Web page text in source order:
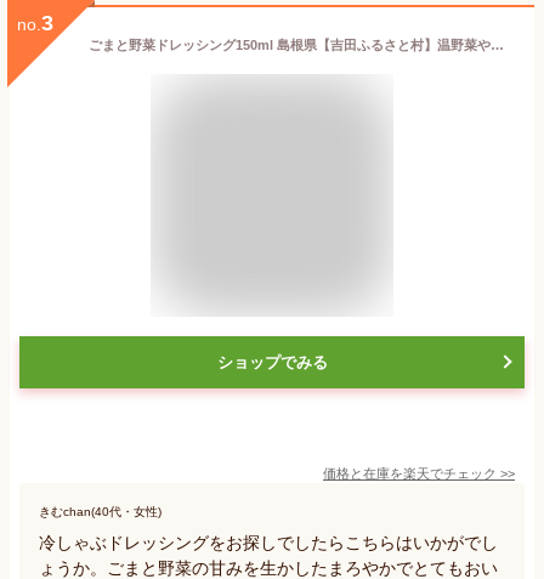
no. 3
ごまと野菜ドレッシング150ml 島根県【吉田ふるさと村】温野菜や冷しゃぶサラダにも【ごま ドレッシング】【玉ねぎ】【野菜】【ドレッシング 無添加】【無添加】
ショップでみる
価格と在庫を楽天でチェック >>
きむchan(40代・女性)
冷しゃぶドレッシングをお探しでしたらこちらはいかがでし
ょうか。ごまと野菜の甘みを生かしたまろやかでとてもおい